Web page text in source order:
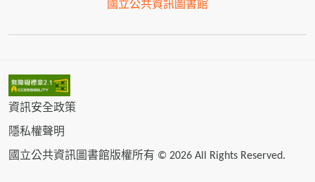
國立公共資訊圖書館
資訊安全政策
隱私權聲明
國立公共資訊圖書館版權所有 © 2026 All Rights Reserved.